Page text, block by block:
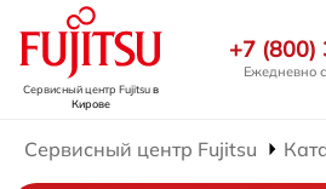
Сервисный центр Fujitsuв
Кирове
+7
Ежедневно
Сервисный центр Fujitsu